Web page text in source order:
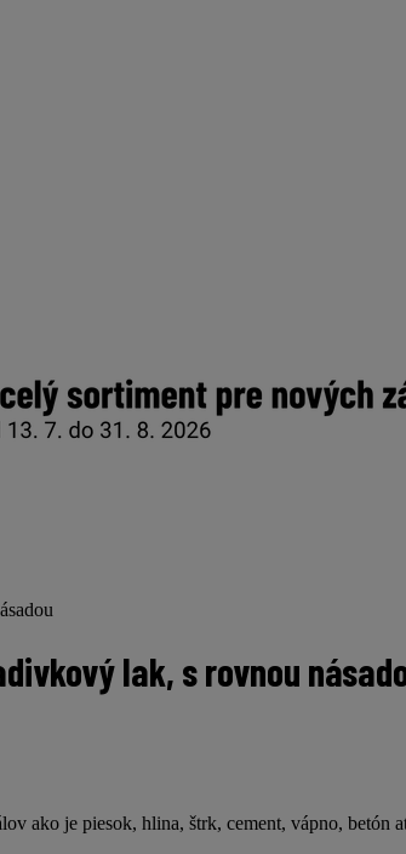
lak, s rovnou
ako je piesok, hlina, štrk, cement, vápno, betón